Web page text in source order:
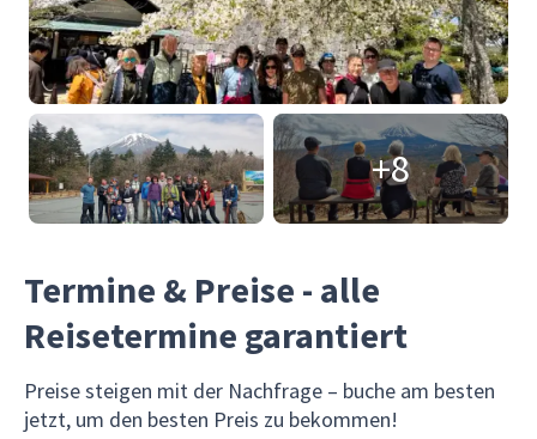
+8
Termine & Preise - alle
Reisetermine garantiert
Preise steigen mit der Nachfrage – buche am besten
jetzt, um den besten Preis zu bekommen!